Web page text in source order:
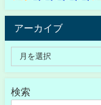
アーカイブ
検索